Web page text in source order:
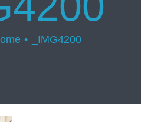
_IMG4200